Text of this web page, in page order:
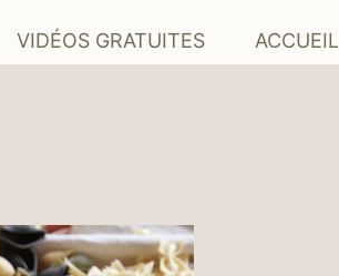
VIDÉOS GRATUITES ACCUEIL